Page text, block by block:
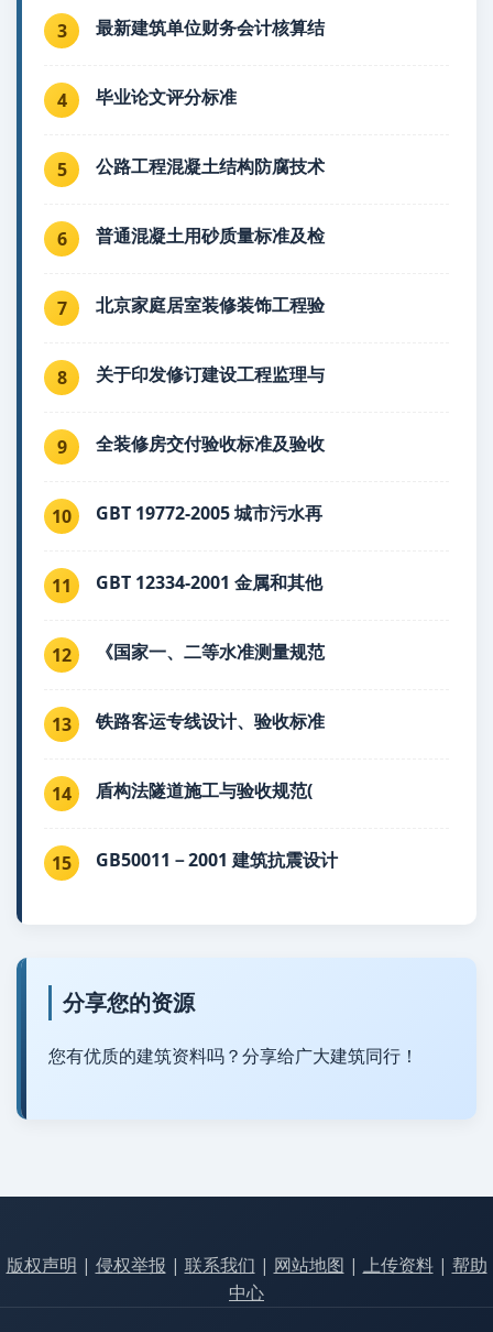
3 最新建筑单位财务会计核算结
4 毕业论文评分标准
5 公路工程混凝土结构防腐技术
6 普通混凝土用砂质量标准及检
7 北京家庭居室装修装饰工程验
8 关于印发修订建设工程监理与
9 全装修房交付验收标准及验收
10 GBT 19772-2005 城市污水再
11 GBT 12334-2001 金属和其他
12 《国家一、二等水准测量规范
13 铁路客运专线设计、验收标准
14 盾构法隧道施工与验收规范(
15 GB50011－2001 建筑抗震设计
分享您的资源
您有优质的建筑资料吗？分享给广大建筑同行！
版权声明 | 侵权举报 | 联系我们 | 网站地图 | 上传资料| 帮助
中心